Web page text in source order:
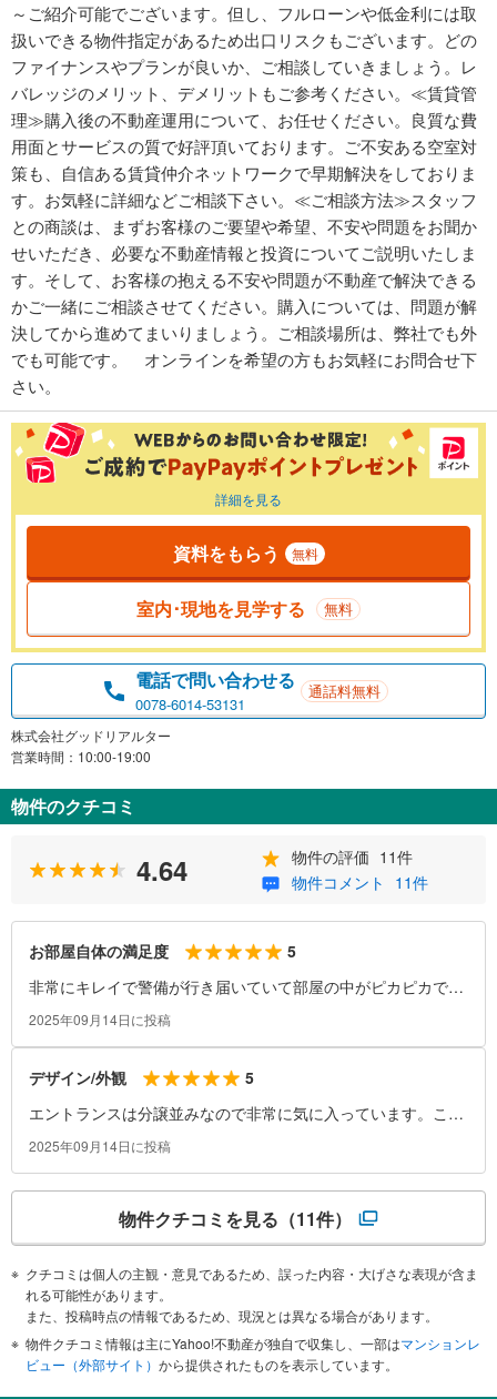
～ご紹介可能でございます。但し、フルローンや低金利には取
扱いできる物件指定があるため出口リスクもございます。どの
ファイナンスやプランが良いか、ご相談していきましょう。レ
バレッジのメリット、デメリットもご参考ください。≪賃貸管
理≫購入後の不動産運用について、お任せください。良質な費
用面とサービスの質で好評頂いております。ご不安ある空室対
策も、自信ある賃貸仲介ネットワークで早期解決をしておりま
す。お気軽に詳細などご相談下さい。≪ご相談方法≫スタッフ
との商談は、まずお客様のご要望や希望、不安や問題をお聞か
せいただき、必要な不動産情報と投資についてご説明いたしま
す。そして、お客様の抱える不安や問題が不動産で解決できる
かご一緒にご相談させてください。購入については、問題が解
決してから進めてまいりましょう。ご相談場所は、弊社でも外
でも可能です。 オンラインを希望の方もお気軽にお問合せ下
さい。
詳細を見る
資料をもらう 無料
室内･現地を見学する 無料
電話で問い合わせる
0078-6014-53131
通話料無料
株式会社グッドリアルター
営業時間：10:00-19:00
物件のクチコミ
4.64 物件の評価 11件
物件コメント
11件
お部屋自体の満足度
5
非常にキレイで警備が行き届いていて部屋の中がピカピカで
す。収納もしっかりしていて、1級建築士がデザインしたと思
2025年09月14日に投稿
デザイン/外観
5
エントランスは分譲並みなので非常に気に入っています。こう
いうマンションを増加して欲しいです。
2025年09月14日に投稿
物件クチコミを見る （11件）
クチコミは個人の主観・意見であるため、誤った内容・大げさな表現が含ま
れる可能性があります。
また、投稿時点の情報であるため、現況とは異なる場合があります。
物件クチコミ情報は主にYahoo!不動産が独自で収集し、一部はマンションレ
ビュー（外部サイト） から提供されたものを表示しています。